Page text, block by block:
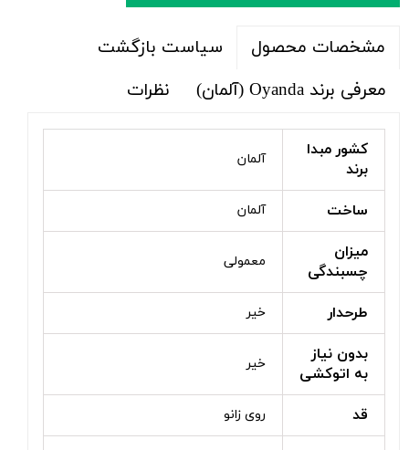
مشخصات محصول
سیاست بازگشت
معرفی برند Oyanda (آلمان)
نظرات
کشور مبدا
برند
آلمان
ساخت آلمان
میزان
چسبندگی
معمولی
طرحدار خیر
بدون نیاز
به اتوکشی
خیر
قد روی زانو